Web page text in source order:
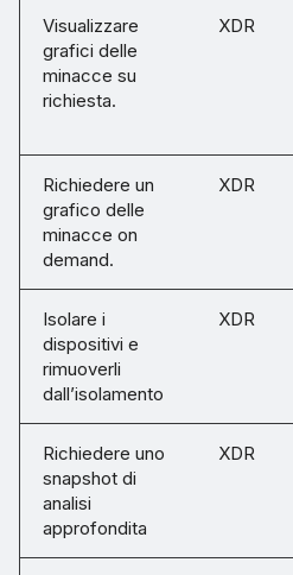
Visualizzare
grafici delle
minacce su
richiesta.
XDR
Richiedere un
grafico delle
minacce on
demand.
XDR
Isolare i
dispositivi e
rimuoverli
dall’isolamento
XDR
Richiedere uno
snapshot di
analisi
approfondita
XDR